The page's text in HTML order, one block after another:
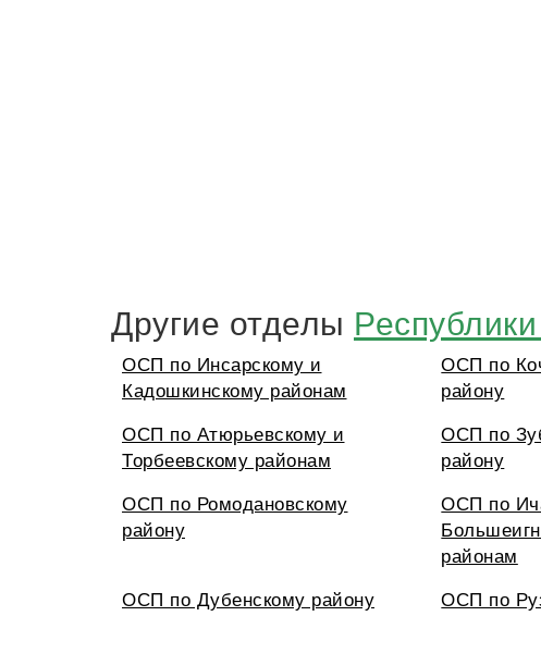
Другие отделы
ОСП по Инсарскому и
Кадошкинскому районам
ОСП по
району
ОСП по Атюрьевскому и
Торбеевскому районам
ОСП по
району
ОСП по Ромодановскому
району
ОСП по
районам
ОСП по Дубенскому району
ОСП по